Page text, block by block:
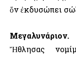
ὅν ἐκδυσώπει
Μεγαλυνάριον.
Ἤθλησας